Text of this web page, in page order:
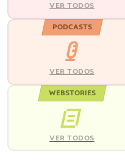
VER TODOS
PODCASTS
VER TODOS
WEBSTORIES
VER TODOS